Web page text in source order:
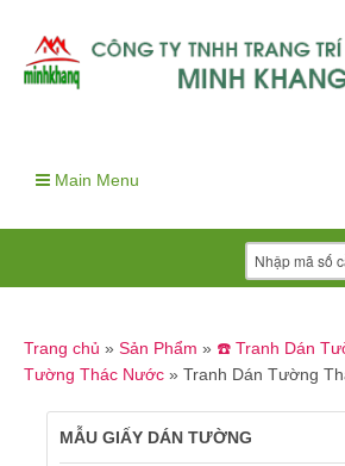
Main Menu
Trang chủ » Sản Phẩm » ☎️ Tranh Dán
Tường Thác Nước » Tranh Dán Tường
MẪU GIẤY DÁN TƯỜNG